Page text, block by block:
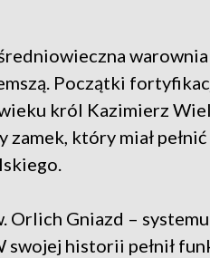
Początki
król Kazimierz
zamek, który miał
Orlich Gniazd –
swojej historii pełnił